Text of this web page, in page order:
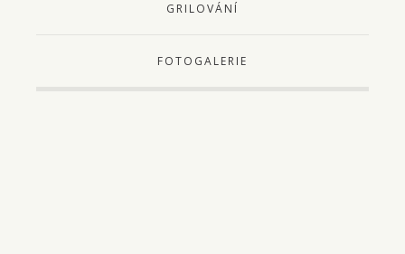
GRILOVÁNÍ
FOTOGALERIE